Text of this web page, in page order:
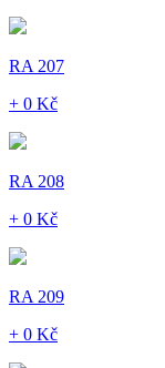
RA 207
+ 0 Kč
RA 208
+ 0 Kč
RA 209
+ 0 Kč